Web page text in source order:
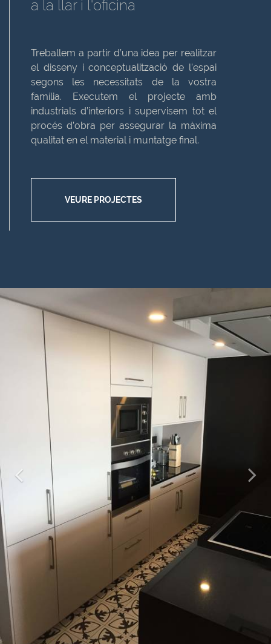
a la llar i l'oficina
Treballem a partir d’una idea per realitzar
el disseny i conceptualització de l’espai
segons les necessitats de la vostra
família. Executem el projecte amb
industrials d’interiors i supervisem tot el
procés d’obra per assegurar la màxima
qualitat en el material i muntatge final.
VEURE PROJECTES